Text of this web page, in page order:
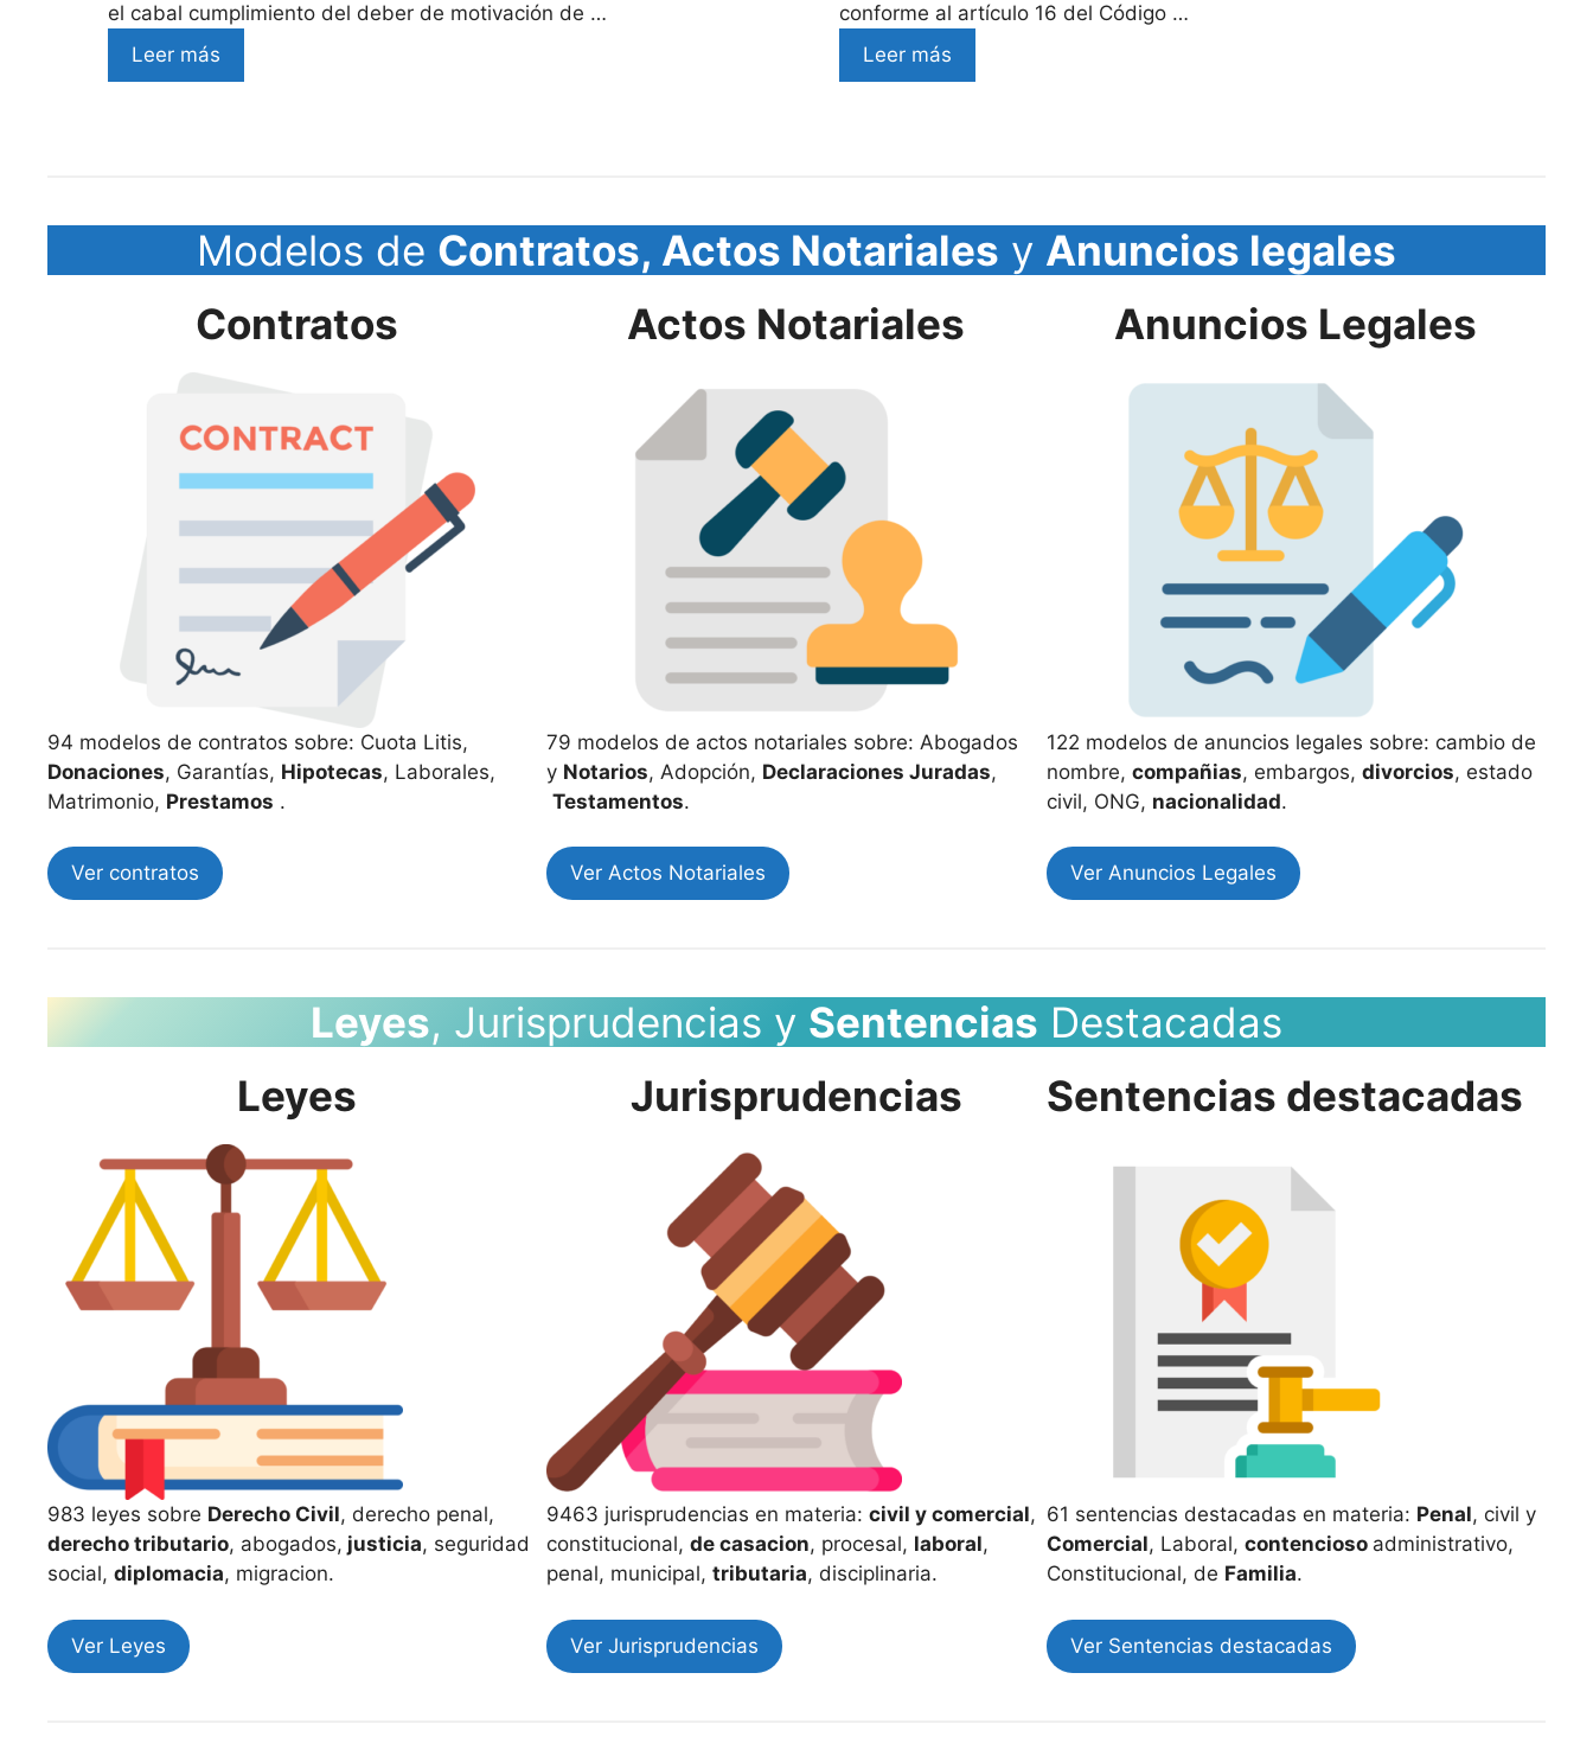
el cabal cumplimiento del deber de motivación de …
Leer más
conforme al artículo 16 del Código …
Leer más
Modelos de Contratos, Actos Notariales y Anuncios legales
Contratos
94 modelos de contratos sobre: Cuota Litis,
Donaciones, Garantías, Hipotecas, Laborales,
Matrimonio, Prestamos .
Ver contratos
Actos Notariales
79 modelos de actos notariales sobre: Abogados
y Notarios, Adopción, Declaraciones Juradas,
Testamentos.
Ver Actos Notariales
Anuncios Legales
122 modelos de anuncios legales sobre: cambio de
nombre, compañias, embargos, divorcios, estado
civil, ONG, nacionalidad.
Ver Anuncios Legales
Leyes, Jurisprudencias y Sentencias Destacadas
Leyes
983 leyes sobre Derecho Civil, derecho penal,
derecho tributario, abogados, justicia, seguridad
social, diplomacia, migracion.
Ver Leyes
Jurisprudencias
9463 jurisprudencias en materia:civil y comercial,
constitucional,de casacion, procesal, laboral,
penal, municipal,tributaria, disciplinaria.
Ver Jurisprudencias
Sentencias destacadas
61 sentencias destacadas en materia: Penal, civil y
Comercial, Laboral, contencioso administrativo,
Constitucional, de Familia.
Ver Sentencias destacadas